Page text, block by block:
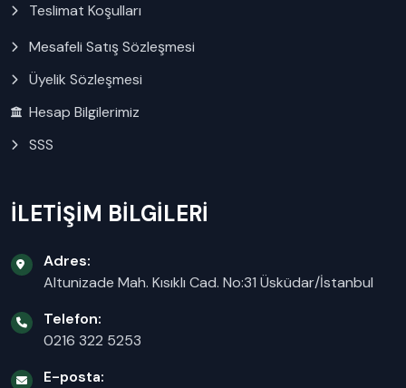
Teslimat Koşulları
Mesafeli Satış Sözleşmesi
Üyelik Sözleşmesi
Hesap Bilgilerimiz
SSS
İLETİŞİM BİLGİLERİ
Adres:
Altunizade Mah. Kısıklı Cad. No:31 Üsküdar/İstanbul
Telefon:
0216 322 5253
E-posta: